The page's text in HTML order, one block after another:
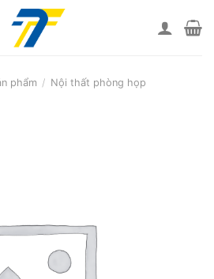
phẩm / Nội thất phòng họp